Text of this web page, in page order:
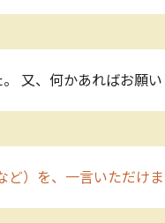
又、何かあればお願い
）を、一言いただけま